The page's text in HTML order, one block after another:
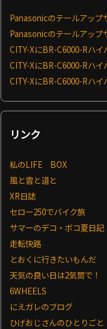
Panasonicのテールアップ
Panasonicのテールアップ
CITY-XにBR-C6000-Rハ
CITY-XにBR-C6000-Rハ
CITY-XにBR-C6000-Rハ
リンク
私のLIFE BOX
風と雲と道と
XR日誌
セロー250でバイク旅
サマーのデコ・ボコ夏日記
走転快路
とおくに行きたいもんだ
天気の良い日は2気筒で！
6WHEELS
にえガレのブログ
ひげおじさんのひとりごと